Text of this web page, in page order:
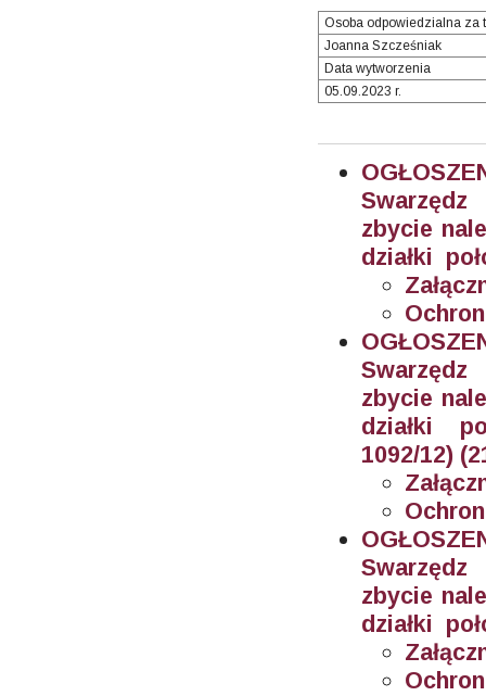
Osoba odpowiedzialna za
Joanna Szcześniak
Data wytworzenia
05.09.2023 r.
zbycie
działki
zbycie
działki
1092/12)
zbycie
działki